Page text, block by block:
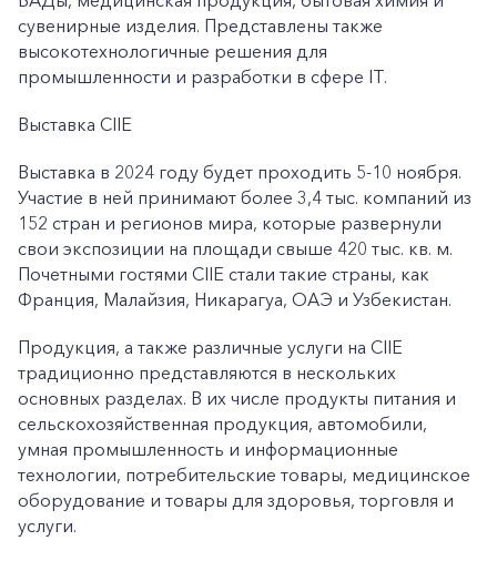
сувенирные изделия. Представлены также
высокотехнологичные решения для
промышленности и разработки в сфере IT.
Выставка CIIE
Выставка в 2024 году будет проходить 5-10 ноября.
Участие в ней принимают более 3,4 тыс. компаний из
152 стран и регионов мира, которые развернули
свои экспозиции на площади свыше 420 тыс. кв. м.
Почетными гостями CIIE стали такие страны, как
Франция, Малайзия, Никарагуа, ОАЭ и Узбекистан.
Продукция, а также различные услуги на CIIE
традиционно представляются в нескольких
основных разделах. В их числе продукты питания и
сельскохозяйственная продукция, автомобили,
умная промышленность и информационные
технологии, потребительские товары, медицинское
оборудование и товары для здоровья, торговля и
услуги.